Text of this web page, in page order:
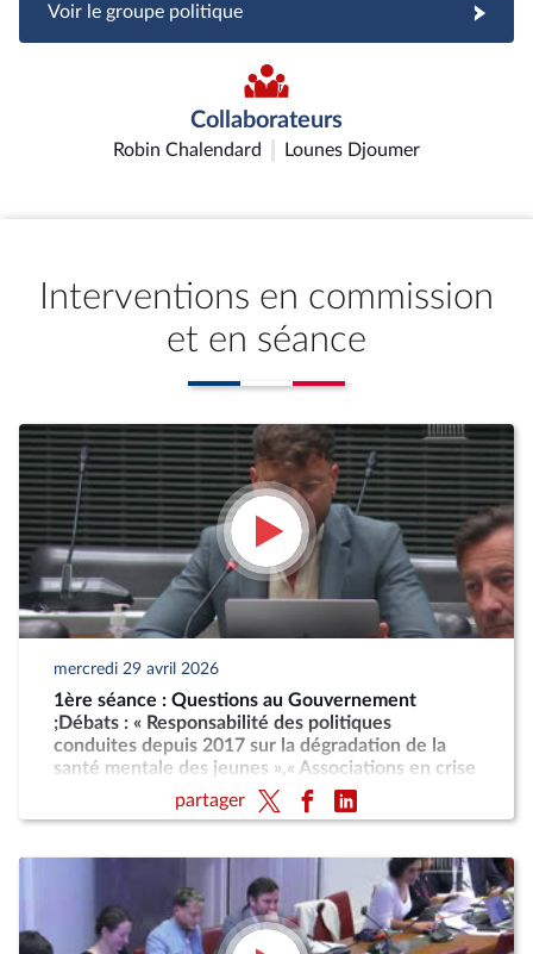
Voir le groupe politique
Collaborateurs
Robin Chalendard Lounes Djoumer
Interventions en commission
et en séance
mercredi 29 avril 2026
1ère séance : Questions au Gouvernement
;Débats : « Responsabilité des politiques
conduites depuis 2017 sur la dégradation de la
santé mentale des jeunes »,« Associations en crise
: quelle politique associative pour l'État ? »
partager